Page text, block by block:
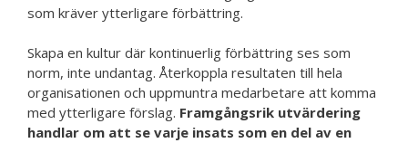
som kräver ytterligare förbättring.
Skapa en kultur där kontinuerlig förbättring ses som
norm, inte undantag. Återkoppla resultaten till hela
organisationen och uppmuntra medarbetare att komma
med ytterligare förslag. Framgångsrik utvärdering
handlar om att se varje insats som en del av en